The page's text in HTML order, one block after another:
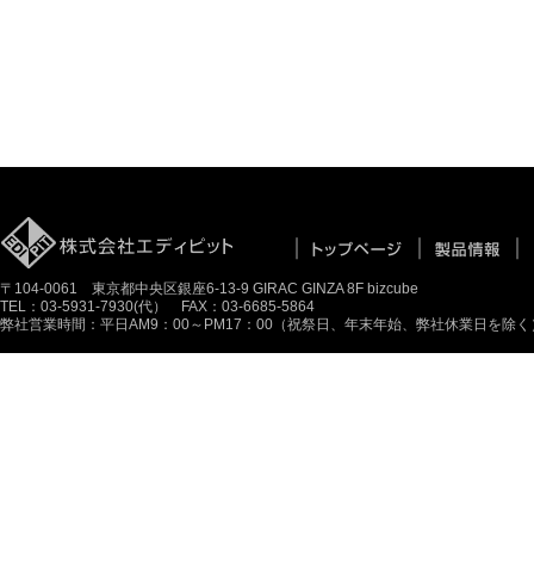
〒104-0061 東京都中央区銀座6-13-9 GIRAC GINZA 8F bizcube
TEL：03-5931-7930(代） FAX：03-6685-5864
弊社営業時間：平日AM9：00～PM17：00（祝祭日、年末年始、弊社休業日を除く